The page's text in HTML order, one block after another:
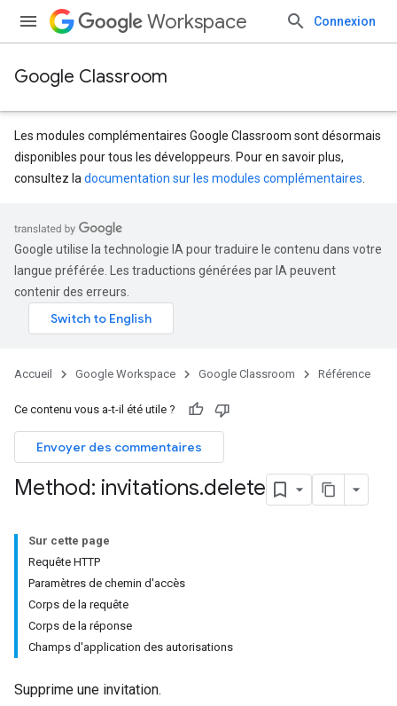
Workspace Connexion
Google Classroom
Les modules complémentaires Google Classroom sont désormais
disponibles pour tous les développeurs. Pour en savoir plus,
consultez la documentation sur les modules complémentaires
Google utilise la technologie IA pour traduire le contenu dans votre
langue préférée. Les traductions générées par IA peuvent
contenir des erreurs.
Accueil Google Workspace Google Classroom Référence
Ce contenu vous a-t-il été utile ?
Envoyer des commentaires
Method: invitations.delete
Sur cette page
Requête HTTP
Paramètres de chemin d'accès
Corps de la requête
Corps de la réponse
Champs d'application des autorisations
Supprime une invitation.